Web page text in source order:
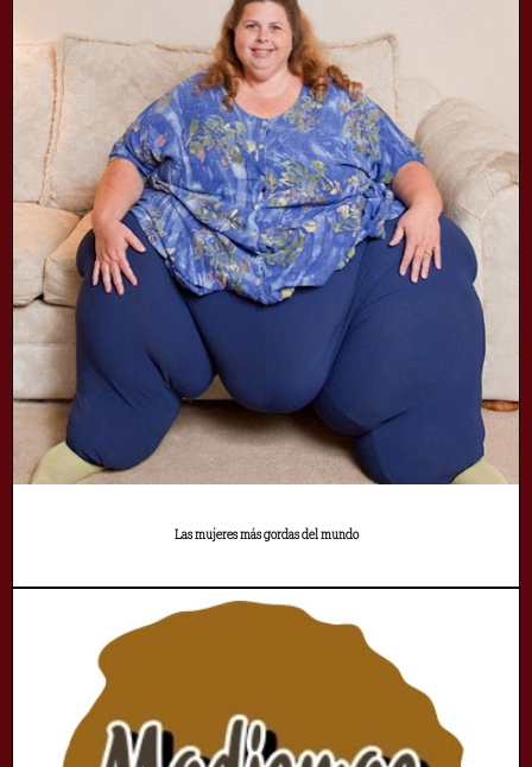
Las mujeres más gordas del mundo